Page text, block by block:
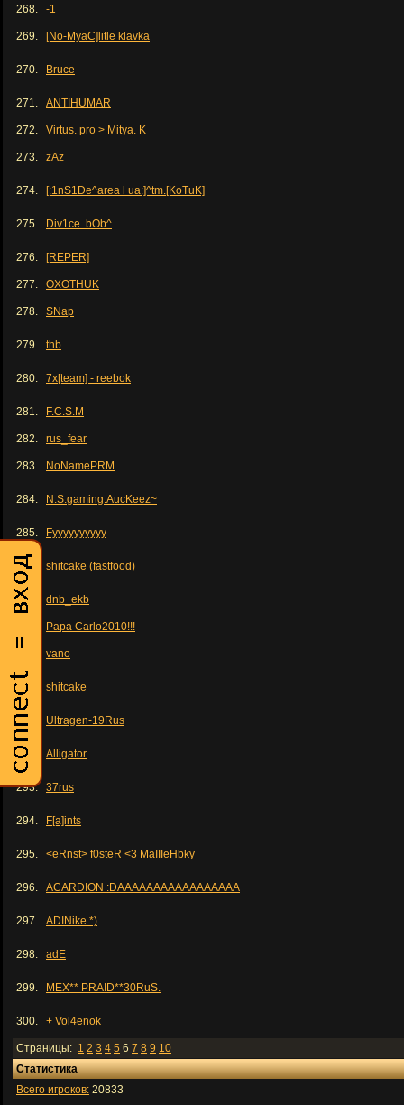
268. -1
269. [No-MyaC]litle klavka
270. Bruce
271. ANTIHUMAR
272. Virtus. pro > Mitya. K
273. zAz
274. [:1nS1De^area l ua:]^tm.[KoTuK]
275. Div1ce. bOb^
276. [REPER]
277. OXOTHUK
278. SNap
279. thb
280. 7x[team] - reebok
281. F.C.S.M
282. rus_fear
283. NoNamePRM
284. N.S.gaming.AucKeez~
285. Fyyyyyyyyyy
286. shitcake (fastfood)
287. dnb_ekb
Papa Carlo2010!!!
vano
290. shitcake
291. Ultragen-19Rus
292. Alligator
293. 37rus
294. F[a]ints
295. <eRnst> f0steR <3 MaIIIeHbky
296. ACARDION :DAAAAAAAAAAAAAAAAA
297. ADINike *)
298. adE
299. MEX** PRAID**30RuS.
300. + Vol4enok
Страницы: 1 2 3 4 5 6 7 8 9 10
Статистика
Всего игроков: 20833